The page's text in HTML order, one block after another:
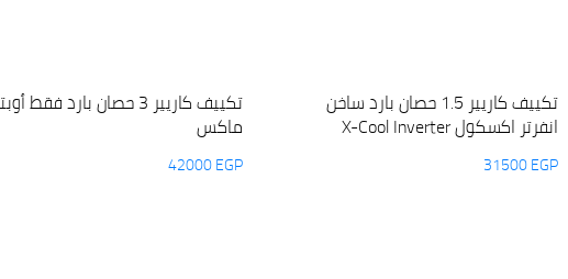
تكييف كاريير 1.5 حصان بارد ساخن
انفرتر اكسكول X-Cool Inverter
31500EGP
تكييف كاريير 3 حصان بارد فقط
ماكس
42000EGP